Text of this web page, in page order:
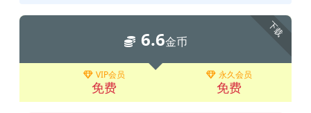
下载
6.6金币
VIP会员
免费
永久会员
免费